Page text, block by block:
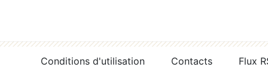
Conditions d'utilisation Contacts
Flux